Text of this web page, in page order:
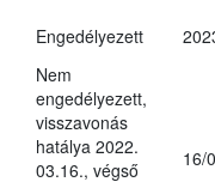
Engedélyezett
Nem
engedélyezett,
visszavonás
hatálya 2022.
03.16., végső
16/